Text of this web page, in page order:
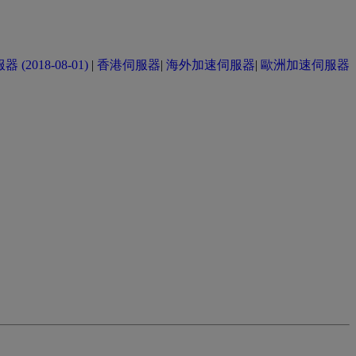
(2018-08-01) | 香港伺服器| 海外加速伺服器| 歐洲加速伺服器